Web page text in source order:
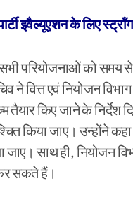
इवैल्यूएशन के लिए
परियोजनाओं को समय से
ने वित्त एवं नियोजन
तैयार किए जाने के निर्देश
किया जाए। उन्होंने
जाए। साथ ही, नियोजन
सकते हैं।